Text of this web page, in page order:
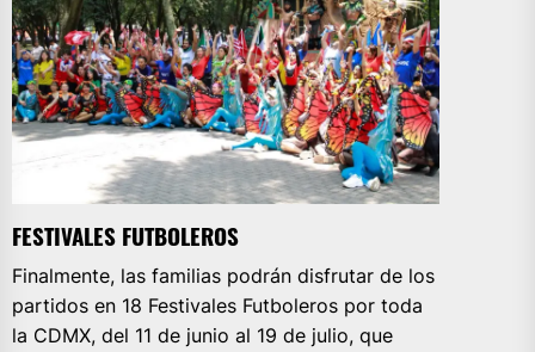
FESTIVALES FUTBOLEROS
Finalmente, las familias podrán disfrutar de los
partidos en 18 Festivales Futboleros por toda
la CDMX, del 11 de junio al 19 de julio, que